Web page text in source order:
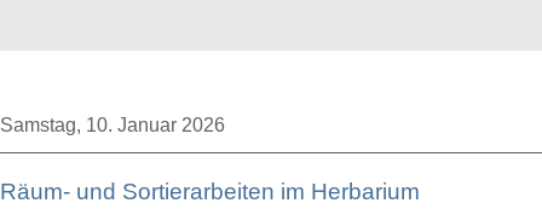
Samstag, 10. Januar 2026
Räum- und Sortierarbeiten im Herbarium